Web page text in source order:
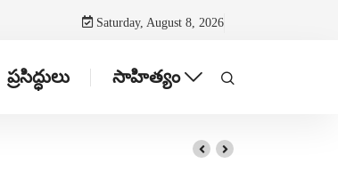
Saturday, August 8, 2026
ప్రసిద్ధులు సాహిత్యం